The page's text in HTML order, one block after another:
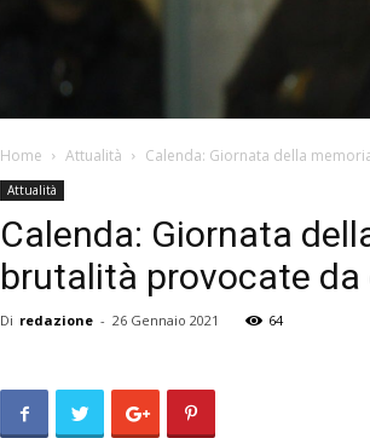
Home Attualità Calenda: Giornata della
Attualità
Calenda: Giornata
brutalità provocate
Di redazione - 26 Gennaio 2021 64